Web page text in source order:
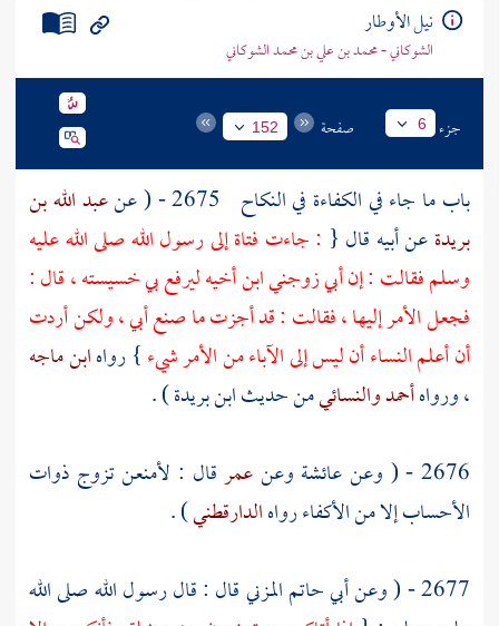
نيل الأوطار
الشوكاني - محمد بن علي بن محمد الشوكاني
جزء 6 صفحة 152
باب ما جاء في الكفاءة في النكاح
عبد الله بن
بريدةعن أبيه قال { : جاءت فتاة إلى رسول الله صلى الله عليه
وسلم فقالت : إن أبي زوجني ابن أخيه ليرفع بي خسيسته ، قال :
فجعل الأمر إليها ، فقالت : قد أجزت ما صنع أبي ، ولكن أردت
أن أعلم النساء أن ليس إلى الآباء من الأمر شيء} رواهابن ماجه
، ورواهأحمدوالنسائيمن حديثابن بريدة) .
2676 - ( وعن
عائشة وعنعمرقال : لأمنعن تزوج ذوات
الأحساب إلا من الأكفاء رواهالدارقطني) .
2677 - ( وعن
أبي حاتم المزنيقال : قال رسول الله صلى الله